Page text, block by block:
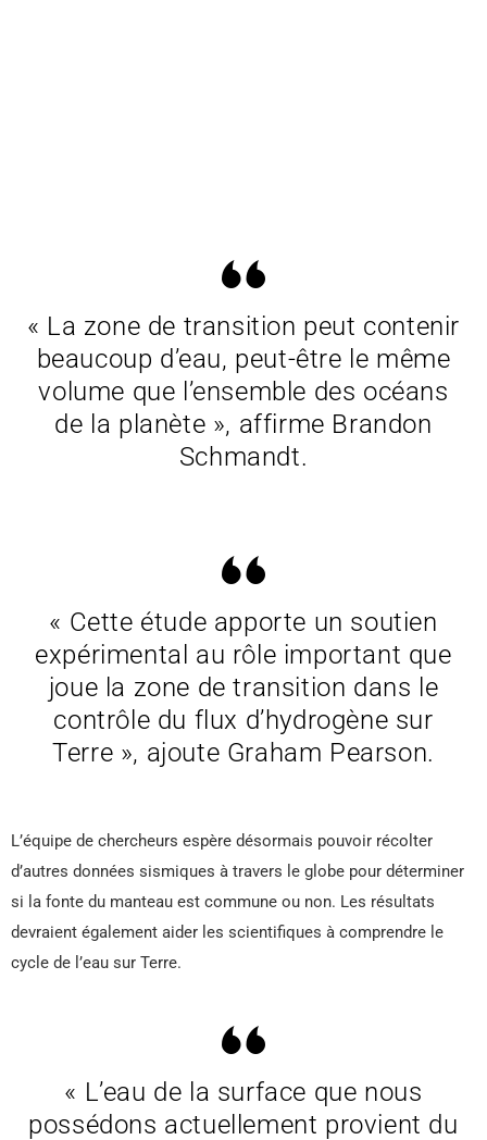
« La zone de transition peut contenir
beaucoup d’eau, peut-être le même
volume que l’ensemble des océans
de la planète », affirme Brandon
Schmandt.
« Cette étude apporte un soutien
expérimental au rôle important que
joue la zone de transition dans le
contrôle du flux d’hydrogène sur
Terre », ajoute Graham Pearson.
L’équipe de chercheurs espère désormais pouvoir récolter
d’autres données sismiques à travers le globe pour déterminer
si la fonte du manteau est commune ou non. Les résultats
devraient également aider les scientifiques à comprendre le
cycle de l’eau sur Terre.
« L’eau de la surface que nous
possédons actuellement provient du